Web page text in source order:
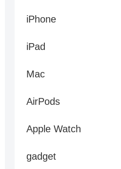
iPhone
iPad
Mac
AirPods
Apple Watch
gadget